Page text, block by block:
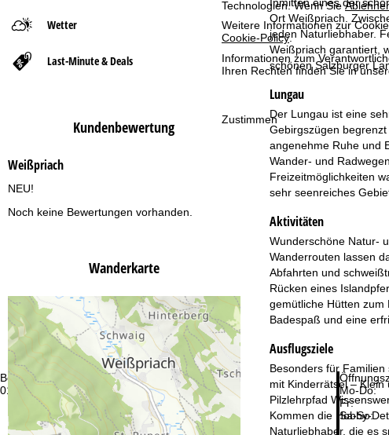
Technologien. Wenn Sie
Weitere Informationen zur
Cookie-Policy.
Informationen zum
Ihren Rechten finden Sie in
Zustimmen
Beratung
01806 77 35 00 10 *
Mo-Do:
Fr:
Sa-So:
Wetter
Last-Minute & Deals
Kundenbewertung
Weißpriach
NEU!
Noch keine Bewertungen vorhanden.
Wanderkarte
t
s
e
i
t
e
Ort Weißpriach.
jeden Naturliebhaber.
Weißpriach garantiert,
schönen Salzburger
Lungau
Der Lungau ist eine
Gebirgszügen
angenehme Ruhe und
Wander- und
Freizeitmöglichkeiten
sehr seenreiches
Aktivitäten
Wunderschöne Natur-
Wanderrouten lassen
Abfahrten und
Rücken eines
gemütliche Hütten zum
Badespaß und eine
Ausflugsziele
Besonders für
mit Kinderrätsel –
Pilzlehrpfad
Kommen die Hobby-
Naturliebhaber, die es